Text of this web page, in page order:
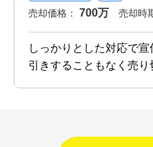
売却価格：
700万 売却時
しっかりとした対応で
引きすることもなく売り